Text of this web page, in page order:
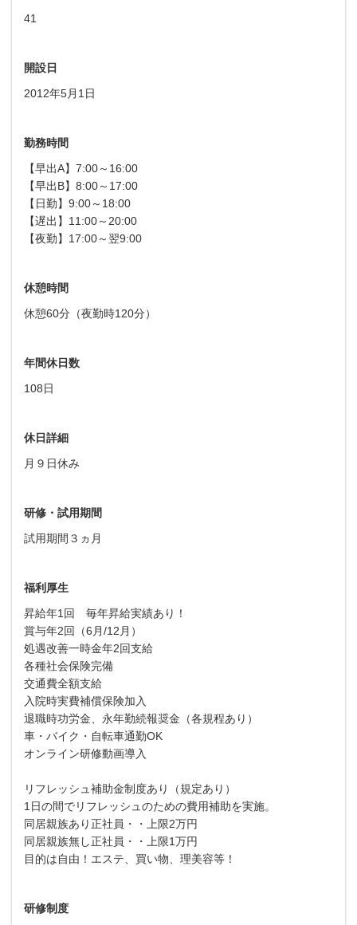
41
開設日
2012年5月1日
勤務時間
【早出A】7:00～16:00
【早出B】8:00～17:00
【日勤】9:00～18:00
【遅出】11:00～20:00
【夜勤】17:00～翌9:00
休憩時間
休憩60分（夜勤時120分）
年間休日数
108日
休日詳細
月９日休み
研修・試用期間
試用期間３ヵ月
福利厚生
昇給年1回 毎年昇給実績あり！
賞与年2回（6月/12月）
処遇改善一時金年2回支給
各種社会保険完備
交通費全額支給
入院時実費補償保険加入
退職時功労金、永年勤続報奨金（各規程あり）
車・バイク・自転車通勤OK
オンライン研修動画導入
リフレッシュ補助金制度あり（規定あり）
1日の間でリフレッシュのための費用補助を実施。
同居親族あり正社員・・上限2万円
同居親族無し正社員・・上限1万円
目的は自由！エステ、買い物、理美容等！
研修制度